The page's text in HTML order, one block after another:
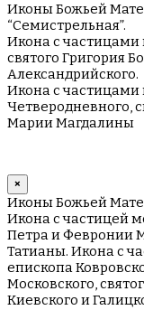
Иконы Божьей
“Семистрельная”.
Икона с
святого Григория
Александрийского.
Икона с частицами
Четверодневного,
Марии Магдалины
×
Иконы Божьей
Икона с частицей
Петра и Февронии
Татианы. Икона с
епископа
Московского,
Киевского и